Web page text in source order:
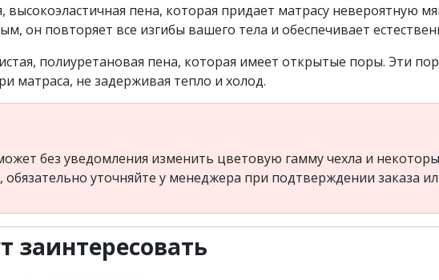
пена, которая придает матрасу невероятную
он повторяет все изгибы вашего тела и обеспечивает
полиуретановая пена, которая имеет открытые поры. Эти
матраса, не задерживая тепло и холод.
без уведомления изменить цветовую гамму чехла и
уточняйте у менеджера при подтверждении заказа
заинтересовать